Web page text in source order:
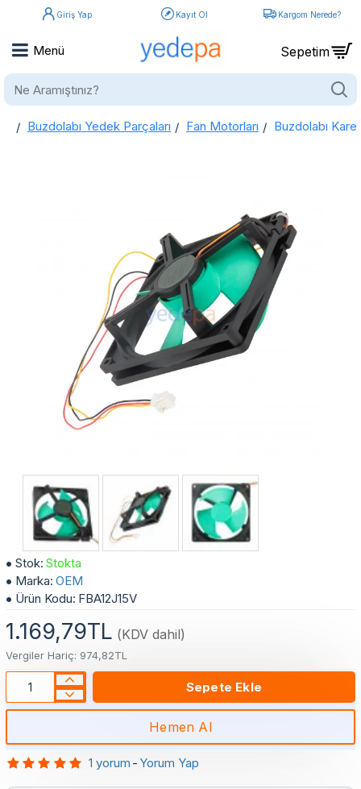
Giriş Yap Kayıt Ol Kargom Nerede?
Ne
home
Buzdolabı Yedek Parçaları Fan Motorları Buzdolabı
Stok: Stokta
Marka: OEM
Ürün Kodu: FBA12J15V
1 yorum - Yorum Yap
1.169,79TL (KDV dahil)
Vergiler Hariç: 974,82TL
Sepete Ekle
Hemen Al